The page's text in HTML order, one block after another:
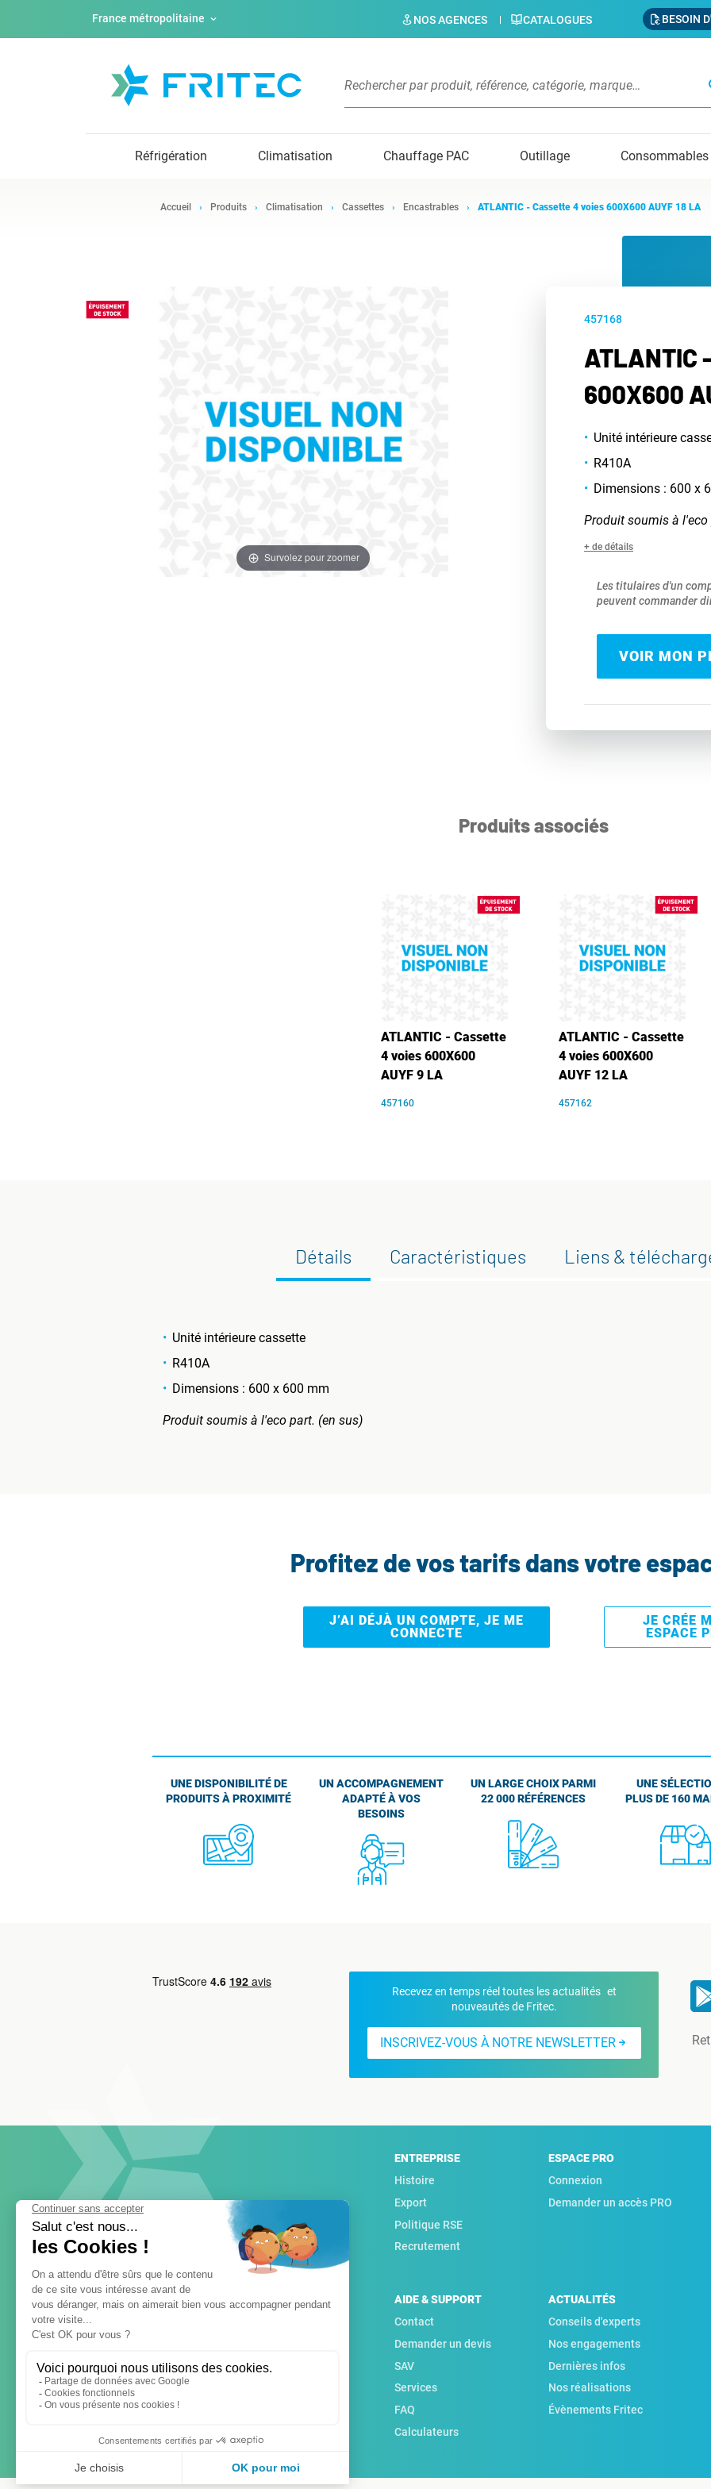
France métropolitaine NOS AGENCES CATALOGUES BESOIN
Réfrigération Climatisation Chauffage PAC Outillage Consommables
Accueil Produits Climatisation Cassettes Encastrables ATLANTIC - Cassette 4 voies 600X600 AUYF 18 LA
Survolez pour zoomer
457168
ATLANTIC
600X600
Unité intérieure
R410A
Dimensions : 600 x
Produit soumis à l'eco
+ de détails
Les titulaires d'un
peuvent commander
VOIR MON
Produits associés
ATLANTIC - Cassette
4 voies 600X600
AUYF 9 LA
457160
ATLANTIC - Cassette
4 voies 600X600
AUYF 12 LA
457162
Détails Caractéristiques Liens &
Unité intérieure cassette
R410A
Dimensions : 600 x 600 mm
Produit soumis à l'eco part. (en sus)
Profitez de vos tarifs dans votre
J’AI DÉJÀ UN COMPTE, JE ME
CONNECTE
JE CRÉE
ESPACE
UNE DISPONIBILITÉ DE
PRODUITS À PROXIMITÉ
UN ACCOMPAGNEMENT
ADAPTÉ À VOS
BESOINS
UN LARGE CHOIX PARMI
22 000 RÉFÉRENCES
UNE
PLUS DE 160
Recevez en temps réel toutes les actualités et
nouveautés de Fritec.
INSCRIVEZ-VOUS À NOTRE NEWSLETTER
ENTREPRISE
Histoire
Export
Politique RSE
Recrutement
ESPACE PRO
Connexion
Demander un accès PRO
AIDE & SUPPORT
Contact
Demander un devis
SAV
Services
FAQ
Calculateurs
ACTUALITÉS
Conseils d'experts
Nos engagements
Dernières infos
Nos réalisations
Évènements Fritec